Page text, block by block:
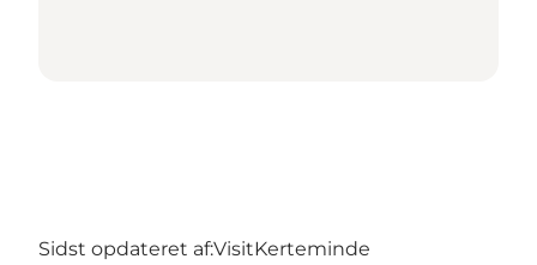
Sidst opdateret af:VisitKerteminde